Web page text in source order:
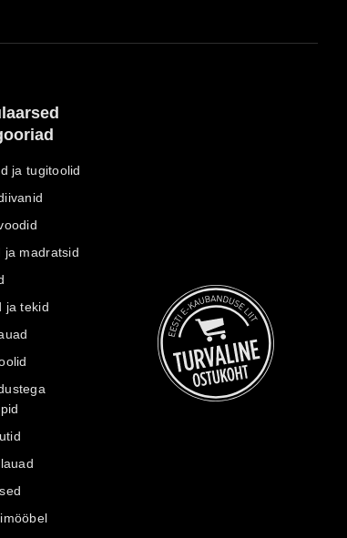
ja tugitoolid
ja madratsid
ja tekid